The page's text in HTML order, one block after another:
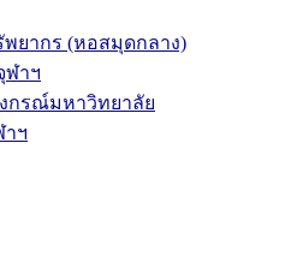
ยากร (หอสมุดกลาง)
ฬาฯ
กรณ์มหาวิทยาลัย
ฯ